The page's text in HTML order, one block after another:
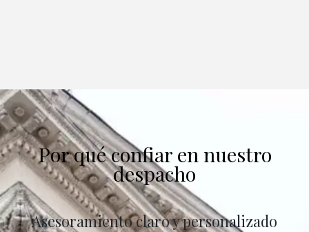
Por qué confiar en nuestro
despacho
Asesoramiento claro y personalizado